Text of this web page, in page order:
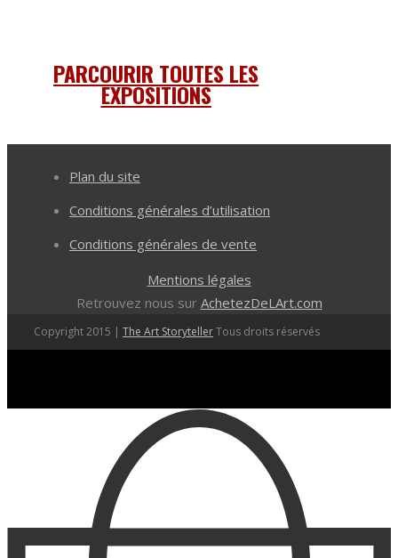
PARCOURIR TOUTES LES
EXPOSITIONS
Plan du site
Conditions générales d’utilisation
Conditions générales de vente
Mentions légales
Retrouvez nous sur AchetezDeLArt.com
Copyright 2015 | The Art StorytellerTous droits réservés